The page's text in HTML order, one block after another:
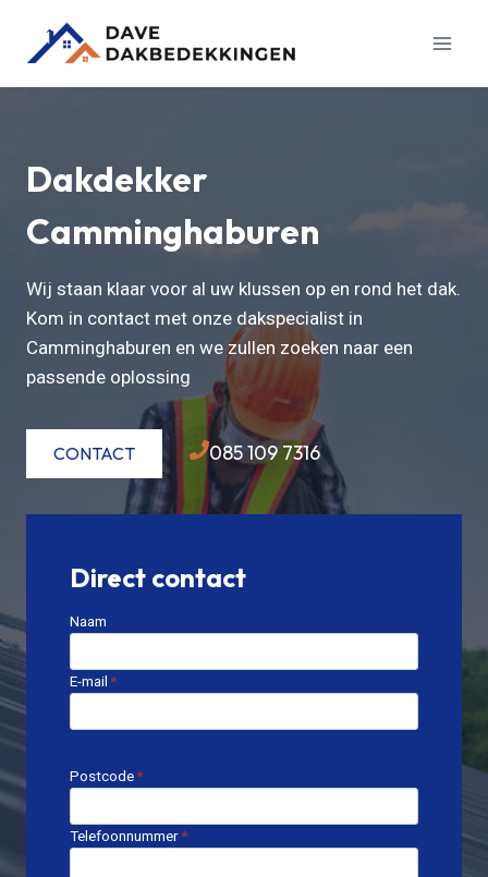
Dakdekker
Camminghaburen
Wij staan klaar voor al uw klussen op en rond het dak.
Kom in contact met onze dakspecialist in
Camminghaburen en we zullen zoeken naar een
passende oplossing
CONTACT 085 109 7316
Direct contact
Naam
E-mail*
Postcode*
Telefoonnummer*